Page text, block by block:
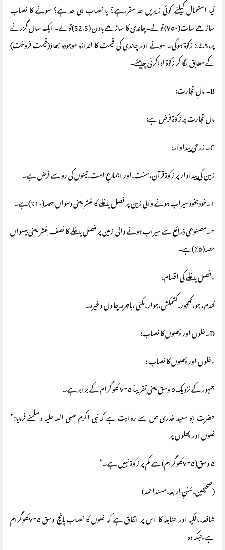
کیا استعمال کیلئے کوئی زیریں حد مقررہے؟ یا نصاب ہی حد ہے؟ سونے کا نصاب
ساڑھے سات(٧٥٠) تولے۔چاندی کا ساڑھے باون (52.5)تولے۔ ایک سال گزرنے
پر،2.5٪ زکوٰة ہوگی۔ سونے اور چاندی کی قیمت کا اندازہ موجودہ بھاؤ(قیمت فروخت)
کے مطابق لگا کر زکوٰة اداکرنی چاہیئے۔
B۔ مالِ تجارت:
مالِ تجارت پر زکوٰة فرض ہے:
C۔ زرعی پیداوار:
زمین کی پیداوار پر زکوٰة قرآن،سنت،اور اجماعِ امت،تینوں کی رو سے فرض ہے۔
١۔خودبخود سیراب ہونے والی زمین پر فصل یا غلے کا عُشر یعنی دسواں حصہ(١٠٪)ہے۔
٢۔مصنوعی ذرائع سے سیراب ہونے والی زمین پر فصل یا غلے کا نصف ِعُشر یعنی بیسواں
حصہ(٥٪)ہے۔
٭فصل یا غلے کی اقسام:
گندم، جو،کھجور،کشمکش،جوار،مکئی ،باجرہ،چاول وغیرہ۔
D۔غلوں اور پھلوں کا نصاب:
٭غلوں اور پھلوں کا نصاب :
جمہور کے نزدیک٥ وسق یعنی تقریباً ٧٢٥ کلوگرام کے برابر ہے۔
حضرت ابو سعید خدری ص سے روایت ہے کہ نبی اکرم صلی اللہ علیہ وسلمنے فرمایا:”
غلوں اور پھلوں پر
٥ وسق(٧٢٥کلوگرام) سے کم پر زکوٰة نہیں ہے۔”
(صحیحین،سُننِ اربعہ،مسنداحمد)
شافعہ،مالکیہ اور حنابلہ کا اس پر اتفاق ہے کہ غلوں کا نصاب پانچ وسق ٧٢٥کلوگرام
ہے،جبکہ وہ